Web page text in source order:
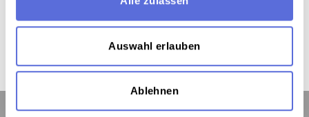
Auswahl erlauben
Ablehnen